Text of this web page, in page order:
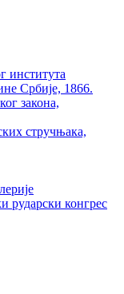
института
Србије, 1866.
закона,
стручњака,
рударски конгрес